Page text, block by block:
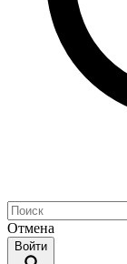
Отмена
Войти